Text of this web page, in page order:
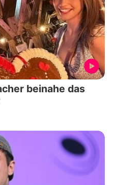
beinahe das